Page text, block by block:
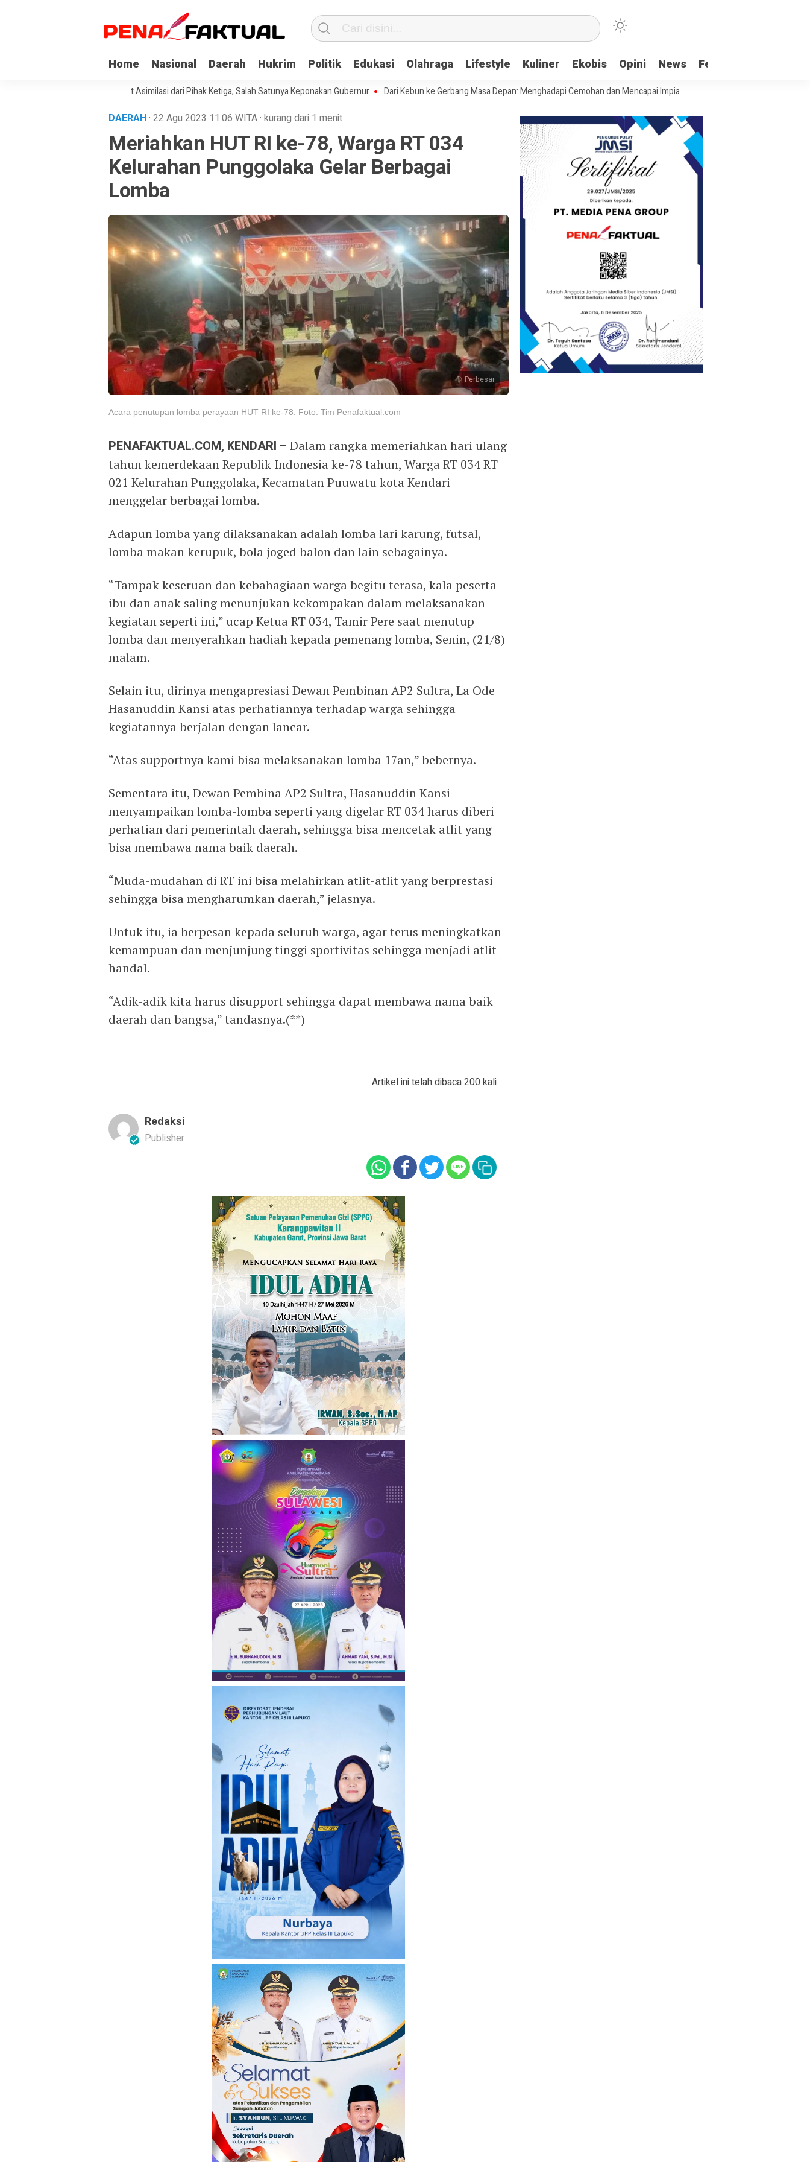
Home Nasional Daerah Hukrim Politik Edukasi Olahraga Lifestyle Kuliner Ekobis Opini News Feature
Korupsi di Sultra Dapat Asimilasi dari Pihak Ketiga, Salah Satunya Keponakan Gubernur Dari Kebun ke Gerbang Masa Depan: Menghadapi Cemohan dan Mencapai Impian Ridwan Bae: PT SCM dan Perkebunan
DAERAH· 22 Agu 2023 11:06 WITA· kurang dari 1 menit
Meriahkan HUT RI ke-78, Warga RT 034
Kelurahan Punggolaka Gelar Berbagai
Lomba
Perbesar
Acara penutupan lomba perayaan HUT RI ke-78. Foto: Tim Penafaktual.com
PENAFAKTUAL.COM, KENDARI – Dalam rangka memeriahkan hari ulang
tahun kemerdekaan Republik Indonesia ke-78 tahun, Warga RT 034 RT
021 Kelurahan Punggolaka, Kecamatan Puuwatu kota Kendari
menggelar berbagai lomba.
Adapun lomba yang dilaksanakan adalah lomba lari karung, futsal,
lomba makan kerupuk, bola joged balon dan lain sebagainya.
“Tampak keseruan dan kebahagiaan warga begitu terasa, kala peserta
ibu dan anak saling menunjukan kekompakan dalam melaksanakan
kegiatan seperti ini,” ucap Ketua RT 034, Tamir Pere saat menutup
lomba dan menyerahkan hadiah kepada pemenang lomba, Senin, (21/8)
malam.
Selain itu, dirinya mengapresiasi Dewan Pembinan AP2 Sultra, La Ode
Hasanuddin Kansi atas perhatiannya terhadap warga sehingga
kegiatannya berjalan dengan lancar.
“Atas supportnya kami bisa melaksanakan lomba 17an,” bebernya.
Sementara itu, Dewan Pembina AP2 Sultra, Hasanuddin Kansi
menyampaikan lomba-lomba seperti yang digelar RT 034 harus diberi
perhatian dari pemerintah daerah, sehingga bisa mencetak atlit yang
bisa membawa nama baik daerah.
“Muda-mudahan di RT ini bisa melahirkan atlit-atlit yang berprestasi
sehingga bisa mengharumkan daerah,” jelasnya.
Untuk itu, ia berpesan kepada seluruh warga, agar terus meningkatkan
kemampuan dan menjunjung tinggi sportivitas sehingga menjadi atlit
handal.
“Adik-adik kita harus disupport sehingga dapat membawa nama baik
daerah dan bangsa,” tandasnya.(**)
Artikel ini telah dibaca 200 kali
Redaksi
Publisher